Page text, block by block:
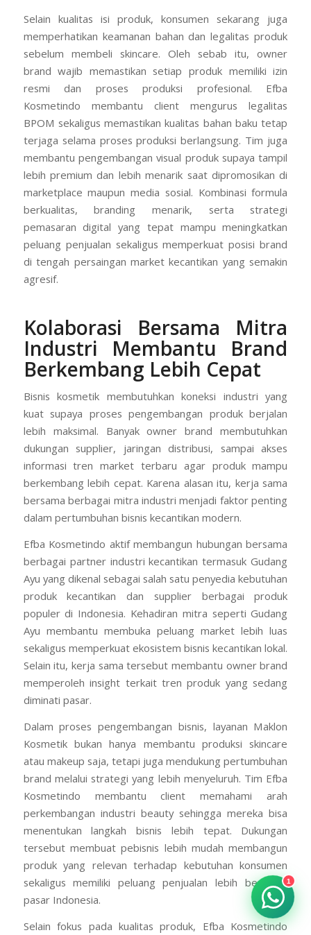
Selain kualitas isi produk, konsumen sekarang juga
memperhatikan keamanan bahan dan legalitas produk
sebelum membeli skincare. Oleh sebab itu, owner
brand wajib memastikan setiap produk memiliki izin
resmi dan proses produksi profesional. Efba
Kosmetindo membantu client mengurus legalitas
BPOM sekaligus memastikan kualitas bahan baku tetap
terjaga selama proses produksi berlangsung. Tim juga
membantu pengembangan visual produk supaya tampil
lebih premium dan lebih menarik saat dipromosikan di
marketplace maupun media sosial. Kombinasi formula
berkualitas, branding menarik, serta strategi
pemasaran digital yang tepat mampu meningkatkan
peluang penjualan sekaligus memperkuat posisi brand
di tengah persaingan market kecantikan yang semakin
agresif.
Kolaborasi Bersama Mitra
Industri Membantu Brand
Berkembang Lebih Cepat
Bisnis kosmetik membutuhkan koneksi industri yang
kuat supaya proses pengembangan produk berjalan
lebih maksimal. Banyak owner brand membutuhkan
dukungan supplier, jaringan distribusi, sampai akses
informasi tren market terbaru agar produk mampu
berkembang lebih cepat. Karena alasan itu, kerja sama
bersama berbagai mitra industri menjadi faktor penting
dalam pertumbuhan bisnis kecantikan modern.
Efba Kosmetindo aktif membangun hubungan bersama
berbagai partner industri kecantikan termasuk Gudang
Ayu yang dikenal sebagai salah satu penyedia kebutuhan
produk kecantikan dan supplier berbagai produk
populer di Indonesia. Kehadiran mitra seperti Gudang
Ayu membantu membuka peluang market lebih luas
sekaligus memperkuat ekosistem bisnis kecantikan lokal.
Selain itu, kerja sama tersebut membantu owner brand
memperoleh insight terkait tren produk yang sedang
diminati pasar.
Dalam proses pengembangan bisnis, layanan Maklon
Kosmetik bukan hanya membantu produksi skincare
atau makeup saja, tetapi juga mendukung pertumbuhan
brand melalui strategi yang lebih menyeluruh. Tim Efba
Kosmetindo membantu client memahami arah
perkembangan industri beauty sehingga mereka bisa
menentukan langkah bisnis lebih tepat. Dukungan
tersebut membuat pebisnis lebih mudah membangun
produk yang relevan terhadap kebutuhan konsumen
sekaligus memiliki peluang penjualan lebih besar di
pasar Indonesia.
Selain fokus pada kualitas produk, Efba Kosmetindo
1